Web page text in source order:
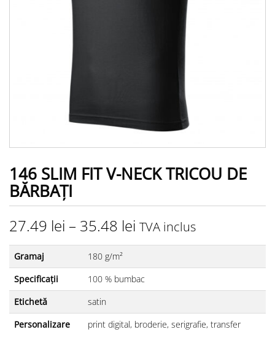
146 SLIM FIT V-NECK TRICOU DE
BĂRBAŢI
27.49 lei – 35.48 lei TVA inclus
Gramaj
180 g/m²
Specificații
100 % bumbac
Etichetă
satin
Personalizare
print digital, broderie, serigrafie, transfer